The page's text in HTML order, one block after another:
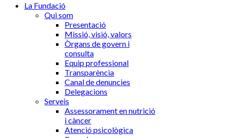
La Fundació
Qui som
Presentació
Missió, visió, valors
Òrgans de govern i
consulta
Equip professional
Transparència
Canal de denuncies
Delegacions
Serveis
Assessorament en nutrició
i càncer
Atenció psicològica